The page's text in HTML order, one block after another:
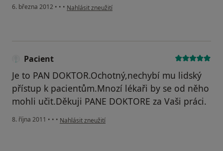
6. března 2012 • • • podle názoru uživatele hajna
Nahlásit zneužití
Pacient
Je to PAN DOKTOR.Ochotný,nechybí mu lidský
přístup k pacientům.Mnozí lékaři by se od něho
mohli učit.Děkuji PANE DOKTORE za Vaši práci.
8. října 2011 • • • podle názoru uživatele Pacient
Nahlásit zneužití